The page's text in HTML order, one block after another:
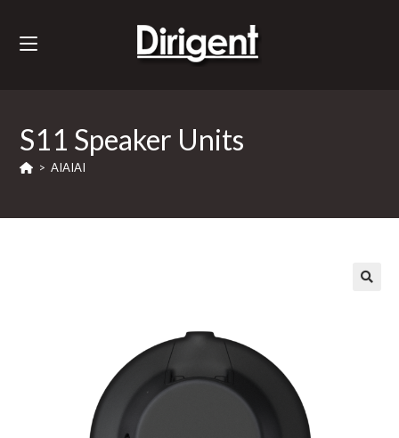
S11 Speaker Units
> AIAIAI